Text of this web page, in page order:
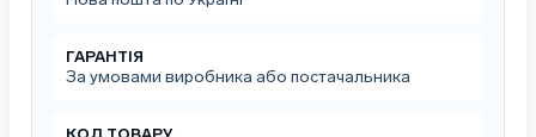
ГАРАНТІЯ
За умовами виробника або постачальника